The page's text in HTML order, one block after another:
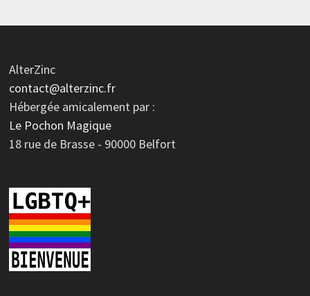
AlterZinc
contact@alterzinc.fr
Hébergée amicalement par :
Le Pochon Magique
18 rue de Brasse - 90000 Belfort